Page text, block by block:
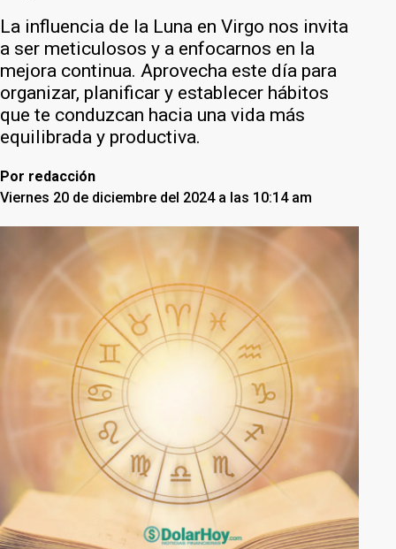
La influencia de la Luna en Virgo nos invita
a ser meticulosos y a enfocarnos en la
mejora continua. Aprovecha este día para
organizar, planificar y establecer hábitos
que te conduzcan hacia una vida más
equilibrada y productiva.
Por redacción
Viernes 20 de diciembre del 2024 a las 10:14 am